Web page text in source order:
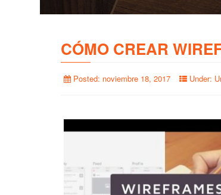
CÓMO CREAR
Posted: noviembre 18, 2017 Under: